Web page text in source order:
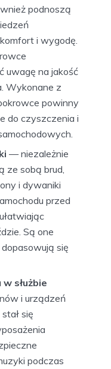
podnoszą
i wygodę.
uwagę na jakość
Wykonane z
powinny
do czyszczenia i
— niezależnie
ze sobą brud,
i dywaniki
przed
Są one
się
służbie
i urządzeń
się
podczas